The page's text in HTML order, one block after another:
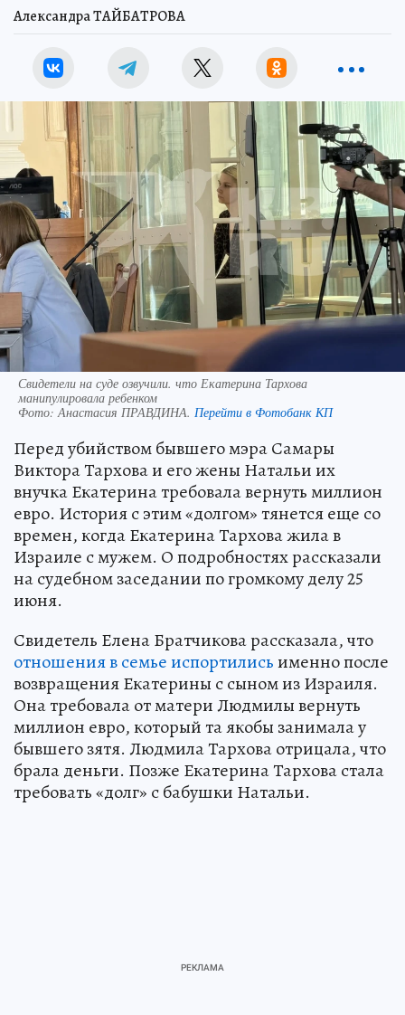
Александра ТАЙБАТРОВА
Свидетели на суде озвучили. что Екатерина Тархова
манипулировала ребенком
Фото:Анастасия ПРАВДИНА. Перейти в Фотобанк КП
Перед убийством бывшего мэра Самары
Виктора Тархова и его жены Натальи их
внучка Екатерина требовала вернуть миллион
евро. История с этим «долгом» тянется еще со
времен, когда Екатерина Тархова жила в
Израиле с мужем. О подробностях рассказали
на судебном заседании по громкому делу 25
июня.
Свидетель Елена Братчикова рассказала, что
отношения в семье испортилисьименно после
возвращения Екатерины с сыном из Израиля.
Она требовала от матери Людмилы вернуть
миллион евро, который та якобы занимала у
бывшего зятя. Людмила Тархова отрицала, что
брала деньги. Позже Екатерина Тархова стала
требовать «долг» с бабушки Натальи.